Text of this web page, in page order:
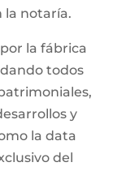
la notaría.
la fábrica
todos
y
la data
del